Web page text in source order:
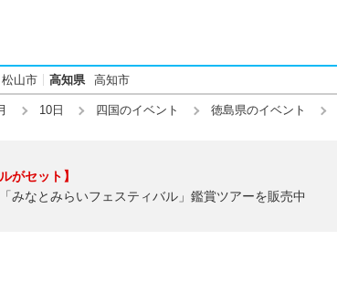
松山市 高知県 高知市
10日 四国のイベント 徳島県のイベント
がセット】
みなとみらいフェスティバル」鑑賞ツアーを販売中